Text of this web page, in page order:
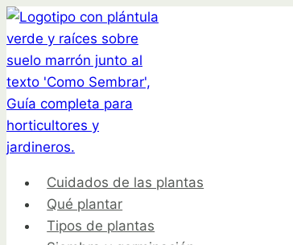
Saltar
al
contenido
Cuidados de las plantas
Qué plantar
Tipos de plantas